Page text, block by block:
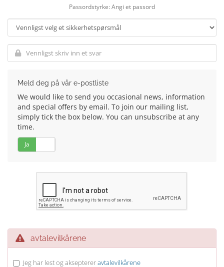
Passordstyrke: Angi et passord
Meld deg på vår e-postliste
We would like to send you occasional news, information
and special offers by email. To join our mailing list,
simply tick the box below. You can unsubscribe at any
time.
Ja
avtalevilkårene
Jeg har lest og akseptereravtalevilkårene